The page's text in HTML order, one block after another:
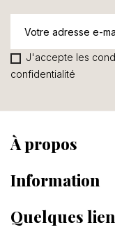
J'accepte les
confidentialité
À propos
Information
Quelques